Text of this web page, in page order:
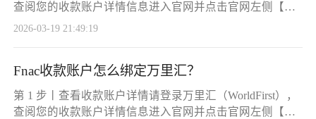
查阅您的收款账户详情信息进入官网并点击官网左侧【店
铺管理】选择对应店铺并点击【详情】点击【查看账户详
经理将通过邮件给您发送卖家账号注册链接。完成注册
后，自动登录到商家后台，进行KYC审核。请点击右上角
人像图标→【My
2026-03-19 21:49:19
Fnac收款账户怎么绑定万里汇？
第 1 步丨查看收款账户详情请登录万里汇（WorldFirst），
查阅您的收款账户详情信息进入官网并点击官网左侧【店